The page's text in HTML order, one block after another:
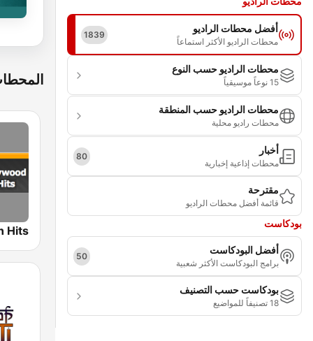
أفضل محطات الراديو
محطات الراديو الأكثر استماعاً
1839
محطات الراديو حسب النوع
15 نوعاً موسيقياً
محطات الراديو حسب المنطقة
محطات راديو محلية
أخبار
محطات إذاعية إخبارية
80
مقترحة
قائمة أفضل محطات الراديو
بودكاست
أفضل البودكاست
برامج البودكاست الأكثر شعبية
50
بودكاست حسب التصنيف
18 تصنيفاً للمواضيع